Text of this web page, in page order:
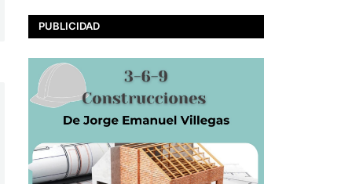
PUBLICIDAD